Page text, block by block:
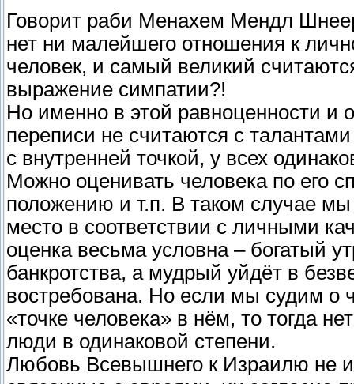
Говорит раби Менахем Мендл
нет ни малейшего отношения к
человек, и самый великий
выражение симпатии?!
Но именно в этой равноценности и
переписи не считаются с
с внутренней точкой, у всех
Можно оценивать человека по его
положению и т.п. В таком случае
место в соответствии с личными
оценка весьма условна – богатый
банкротства, а мудрый уйдёт в
востребована. Но если мы судим о
«точке человека» в нём, то тогда
люди в одинаковой степени.
Любовь Всевышнего к Израилю не